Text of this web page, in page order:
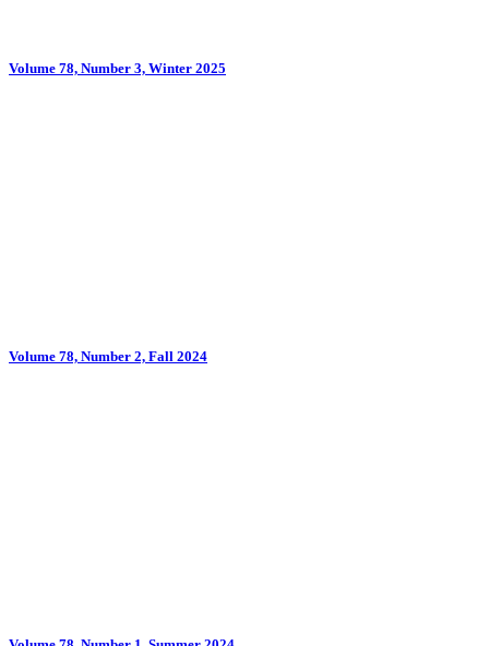
Volume 78, Number 3, Winter 2025
Volume 78, Number 2, Fall 2024